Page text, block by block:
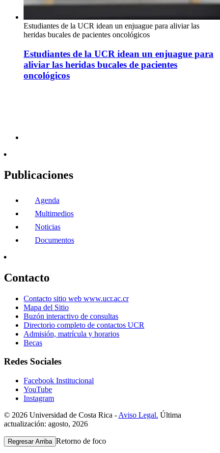
Estudiantes de la UCR idean un enjuague para aliviar las
heridas bucales de pacientes oncológicos
Estudiantes de la UCR idean un enjuague para
aliviar las heridas bucales de pacientes
oncológicos
Publicaciones
Agenda
Multimedios
Noticias
Documentos
Contacto
Contacto sitio web www.ucr.ac.cr
Mapa del Sitio
Buzón interactivo de consultas
Directorio completo de contactos UCR
Admisión, matrícula y horarios
Becas
Redes Sociales
Facebook Institucional
YouTube
Instagram
© 2026 Universidad de Costa Rica - Aviso Legal. Última
actualización: agosto, 2026
Regresar Arriba Retorno de foco